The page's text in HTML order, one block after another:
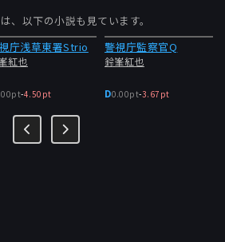
、以下の小説も見ています。
庁浅草東署Strio
紅也
-4.50pt
警視庁監察官Q
鈴峯紅也
D0.00pt-3.67pt